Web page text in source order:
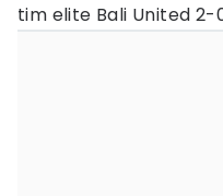
tim elite Bali United